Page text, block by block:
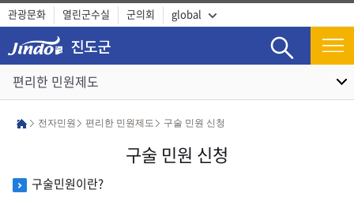
검색
관광문화 열린군수실 군의회 global
편리한 민원제도
전자민원 편리한 민원제도 구술 민원 신청
구술 민원 신청
구술민원이란?